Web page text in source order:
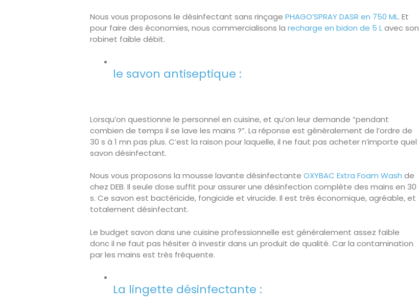
Nous vous proposons le désinfectant sans rinçage PHAGO’SPRAY DASR en 750 ML. Et
pour faire des économies, nous commercialisons la recharge en bidon de 5 Lavec son
robinet faible débit.
le savon antiseptique :
Lorsqu’on questionne le personnel en cuisine, et qu’on leur demande “pendant
combien de temps il se lave les mains ?”. La réponse est généralement de l’ordre de
30 s à 1 mn pas plus. C’est la raison pour laquelle, il ne faut pas acheter n’importe quel
savon désinfectant.
Nous vous proposons la mousse lavante désinfectante OXYBAC Extra Foam Wash de
chez DEB. Il seule dose suffit pour assurer une désinfection complète des mains en 30
s. Ce savon est bactéricide, fongicide et virucide. Il est très économique, agréable, et
totalement désinfectant.
Le budget savon dans une cuisine professionnelle est généralement assez faible
donc il ne faut pas hésiter à investir dans un produit de qualité. Car la contamination
par les mains est très fréquente.
La lingette désinfectante :